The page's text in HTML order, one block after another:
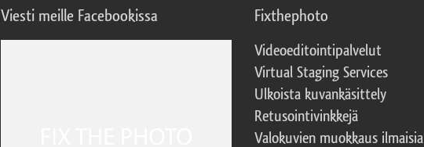
Viesti meille Facebookissa Fixthephoto
Videoeditointipalvelut
Virtual Staging Services
Ulkoista kuvankäsittely
Retusointivinkkejä
Valokuvien muokkaus ilmaisia